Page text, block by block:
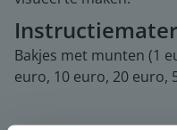
Bakjes met munten (1
euro, 10 euro, 20 euro,